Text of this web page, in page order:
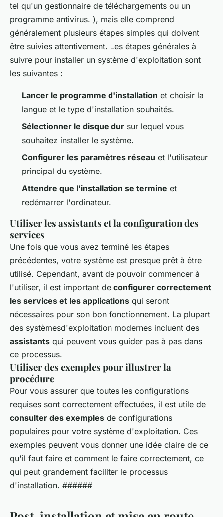
tel qu'un gestionnaire de téléchargements ou un
programme antivirus. ), mais elle comprend
généralement plusieurs étapes simples qui doivent
être suivies attentivement. Les étapes générales à
suivre pour installer un système d'exploitation sont
les suivantes :
Lancer le programme d'installation et choisir la
langue et le type d'installation souhaités.
Sélectionner le disque dur sur lequel vous
souhaitez installer le système.
Configurer les paramètres réseau et l'utilisateur
principal du système.
Attendre que l'installation se termine et
redémarrer l'ordinateur.
Utiliser les assistants et la configuration des
services
Une fois que vous avez terminé les étapes
précédentes, votre système est presque prêt à être
utilisé. Cependant, avant de pouvoir commencer à
l'utiliser, il est important de configurer correctement
les services et les applications qui seront
nécessaires pour son bon fonctionnement. La plupart
des systèmesd'exploitation modernes incluent des
assistants qui peuvent vous guider pas à pas dans
ce processus.
Utiliser des exemples pour illustrer la
procédure
Pour vous assurer que toutes les configurations
requises sont correctement effectuées, il est utile de
consulter des exemples de configurations
populaires pour votre système d'exploitation. Ces
exemples peuvent vous donner une idée claire de ce
qu'il faut faire et comment le faire correctement, ce
qui peut grandement faciliter le processus
d'installation. ######